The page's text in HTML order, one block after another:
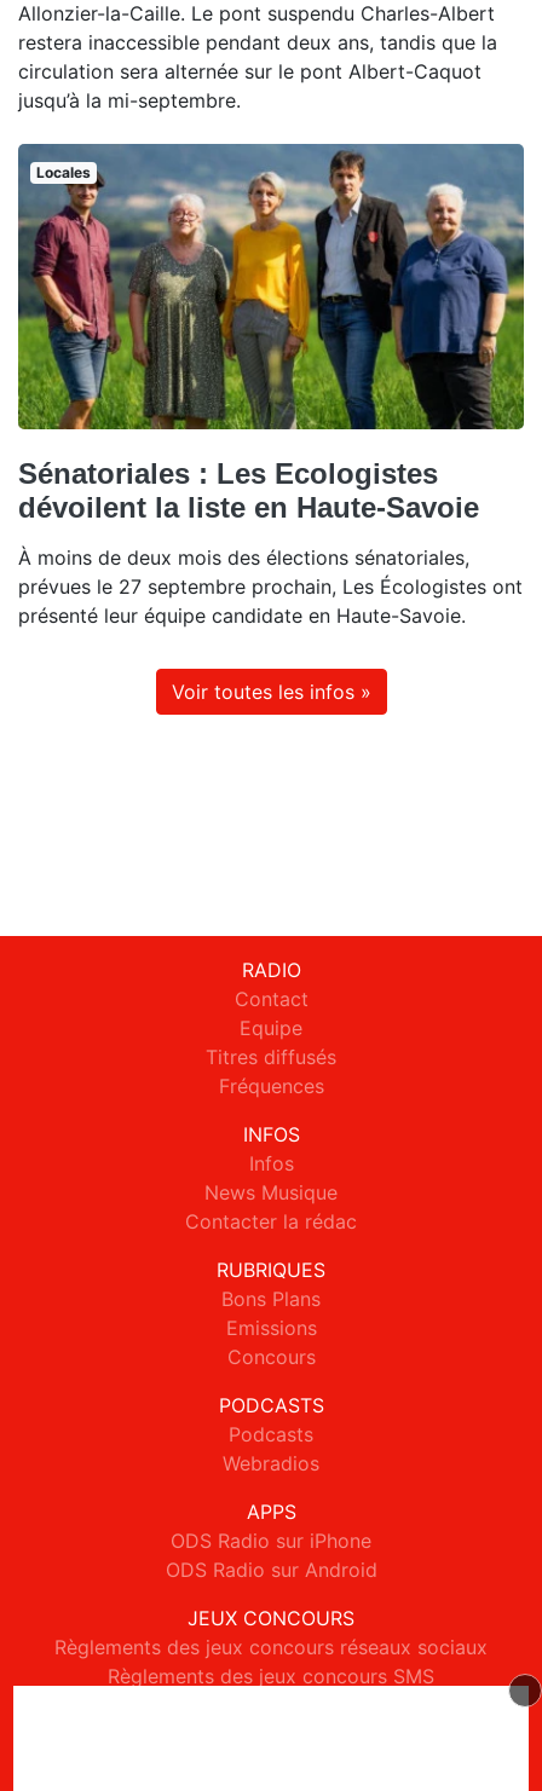
Allonzier-la-Caille. Le pont suspendu Charles-Albert
restera inaccessible pendant deux ans, tandis que la
circulation sera alternée sur le pont Albert-Caquot
jusqu’à la mi-septembre.
Locales
Sénatoriales : Les Ecologistes
dévoilent la liste en Haute-Savoie
À moins de deux mois des élections sénatoriales,
prévues le 27 septembre prochain, Les Écologistes ont
présenté leur équipe candidate en Haute-Savoie.
Voir toutes les infos »
RADIO
Contact
Equipe
Titres diffusés
Fréquences
INFOS
Infos
News Musique
Contacter la rédac
RUBRIQUES
Bons Plans
Emissions
Concours
PODCASTS
Podcasts
Webradios
APPS
ODS Radio sur iPhone
ODS Radio sur Android
JEUX CONCOURS
Règlements des jeux concours réseaux sociaux
Règlements des jeux concours SMS